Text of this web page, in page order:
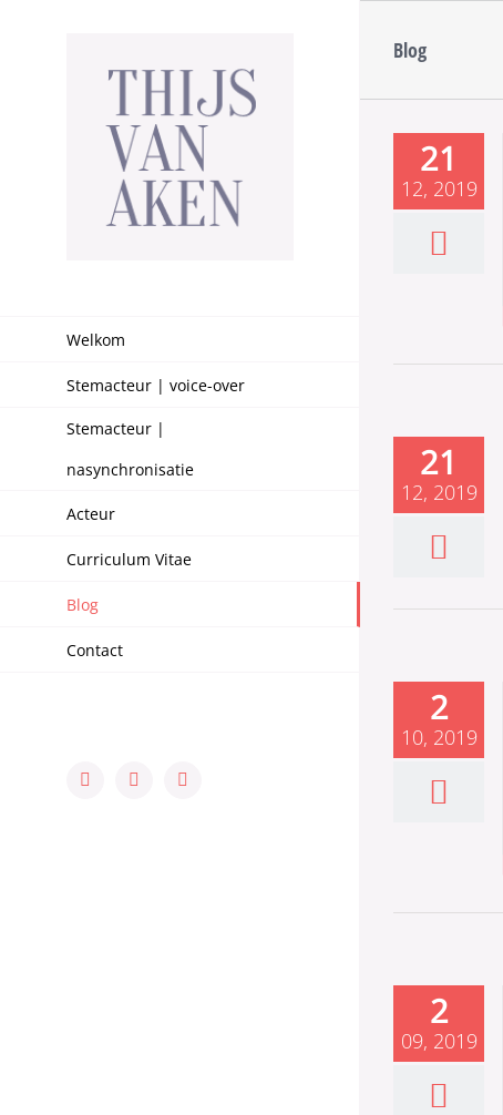
Welkom
Stemacteur | voice-over
Stemacteur |
nasynchronisatie
Acteur
Curriculum Vitae
Blog
Contact
YouTubeLinkedInFacebook
Blog
21
12, 2019
21
12, 2019
2
10, 2019
2
09, 2019